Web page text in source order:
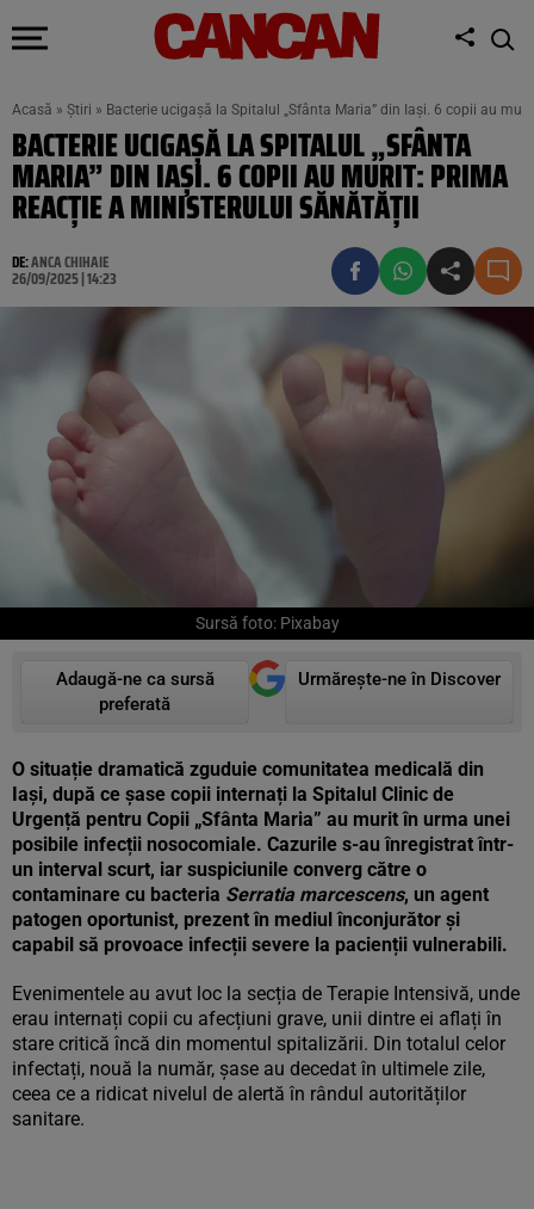
Acasă » Știri » Bacterie ucigașă la Spitalul „Sfânta Maria” din Iași. 6 copii au
BACTERIE UCIGAȘĂ LA SPITALUL „SFÂNTA
MARIA” DIN IAȘI. 6 COPII AU MURIT: PRIMA
REACȚIE A MINISTERULUI SĂNĂTĂȚII
DE:ANCA CHIHAIE
26/09/2025 | 14:23
Sursă foto: Pixabay
Adaugă-ne ca sursă
preferată
Urmărește-ne în Discover
O situație dramatică zguduie comunitatea medicală din
Iași, după ce șase copii internați la Spitalul Clinic de
Urgență pentru Copii „Sfânta Maria” au murit în urma unei
posibile infecții nosocomiale. Cazurile s-au înregistrat într-
un interval scurt, iar suspiciunile converg către o
contaminare cu bacteria Serratia marcescens, un agent
patogen oportunist, prezent în mediul înconjurător și
capabil să provoace infecții severe la pacienții vulnerabili.
Evenimentele au avut loc la secția de Terapie Intensivă, unde
erau internați copii cu afecțiuni grave, unii dintre ei aflați în
stare critică încă din momentul spitalizării. Din totalul celor
infectați, nouă la număr, șase au decedat în ultimele zile,
ceea ce a ridicat nivelul de alertă în rândul autorităților
sanitare.